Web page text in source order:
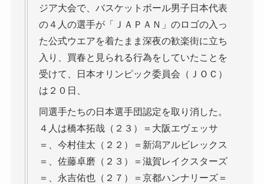
ジア大会で、バスケットボール男子日本代表
の４人の選手が「ＪＡＰＡＮ」のロゴの入っ
た公式ウエアを着たまま深夜の歓楽街に立ち
入り、買春と見られる行為をしていたことを
受けて、日本オリンピック委員会（ＪＯＣ）
は２０日、
同選手たちの日本選手団認定を取り消した。
４人は橋本拓哉（２３）＝大阪エヴェッサ
＝、今村佳太（２２）＝新潟アルビレックス
＝、佐藤卓磨（２３）＝滋賀レイクスターズ
＝、永吉佑也（２７）＝京都ハンナリーズ＝